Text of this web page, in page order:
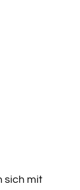
sich mit